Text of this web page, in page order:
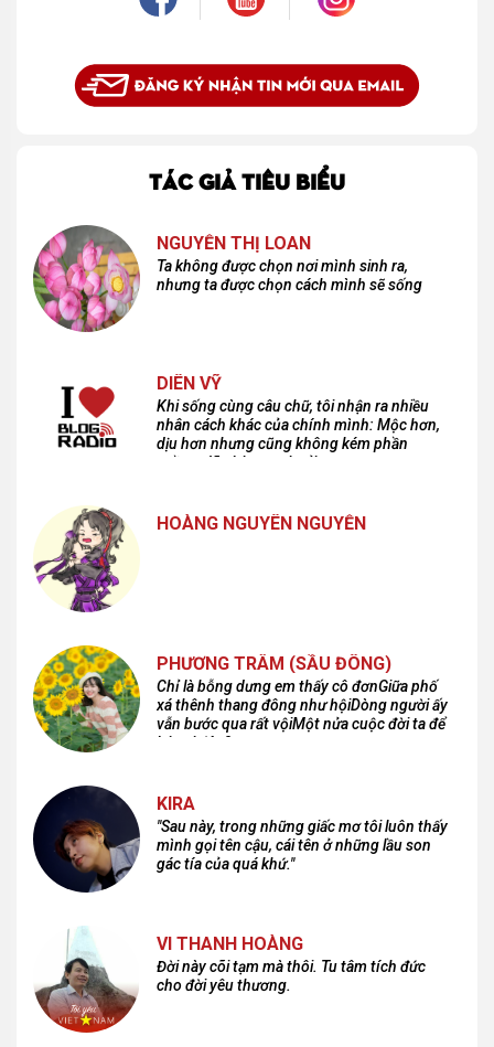
TÁC GIẢ TIÊU BIỂU
NGUYỄN THỊ LOAN
Ta không được chọn nơi mình sinh ra,
nhưng ta được chọn cách mình sẽ sống
DIÊN VỸ
Khi sống cùng câu chữ, tôi nhận ra nhiều
nhân cách khác của chính mình: Mộc hơn,
dịu hơn nhưng cũng không kém phần
cuồng dã và hoang hoải...
HOÀNG NGUYÊN NGUYỄN
PHƯƠNG TRÂM (SẦU ĐÔNG)
Chỉ là bỗng dưng em thấy cô đơnGiữa phố
xá thênh thang đông như hộiDòng người ấy
vẫn bước qua rất vộiMột nửa cuộc đời ta để
lại nơi đâu?
KIRA
"Sau này, trong những giấc mơ tôi luôn thấy
mình gọi tên cậu, cái tên ở những lầu son
gác tía của quá khứ."
VI THANH HOÀNG
Đời này cõi tạm mà thôi. Tu tâm tích đức
cho đời yêu thương.